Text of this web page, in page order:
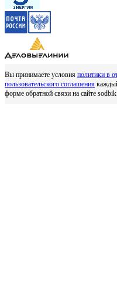
Вы принимаете условия политики в
пользовательского соглашения
форме обратной связи на сайте